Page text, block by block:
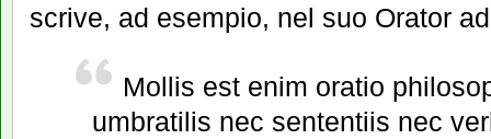
scrive, ad esempio, nel suo Orator
Mollis est enim oratio
umbratilis nec sententiis nec